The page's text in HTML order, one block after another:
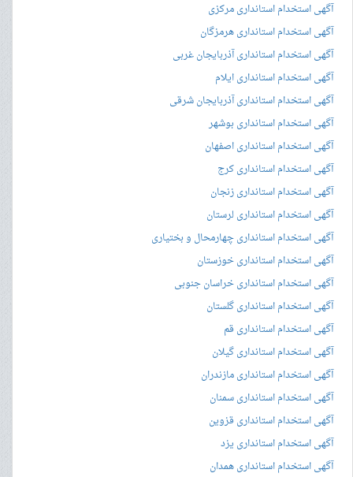
آگهی استخدام استانداری مرکزی
آگهی استخدام استانداری هرمزگان
آگهی استخدام استانداری آذربایجان غربی
آگهی استخدام استانداری ایلام
آگهی استخدام استانداری آذربایجان شرقی
آگهی استخدام استانداری بوشهر
آگهی استخدام استانداری اصفهان
آگهی استخدام استانداری کرج
آگهی استخدام استانداری زنجان
آگهی استخدام استانداری لرستان
آگهی استخدام استانداری چهارمحال و بختیاری
آگهی استخدام استانداری خوزستان
آگهی استخدام استانداری خراسان جنوبی
آگهی استخدام استانداری گلستان
آگهی استخدام استانداری قم
آگهی استخدام استانداری گیلان
آگهی استخدام استانداری مازندران
آگهی استخدام استانداری سمنان
آگهی استخدام استانداری قزوین
آگهی استخدام استانداری یزد
آگهی استخدام استانداری همدان